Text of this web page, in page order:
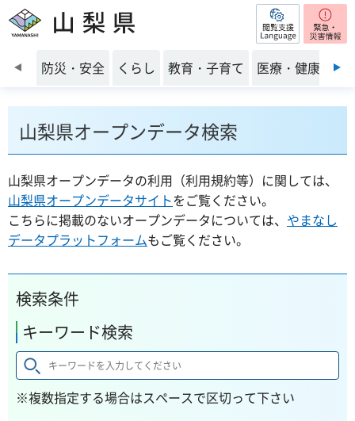
山梨県 閲覧支援
前のスライドを表示
防災・安全 くらし 教育・子育て 医療・健康・福
山梨県オープンデータ検索
山梨県オープンデータの利用（利用規約等）に関しては、
山梨県オープンデータサイトをご覧ください。
こちらに掲載のないオープンデータについては、 やまなし
データプラットフォームもご覧ください。
検索条件
キーワード検索
※複数指定する場合はスペースで区切って下さい